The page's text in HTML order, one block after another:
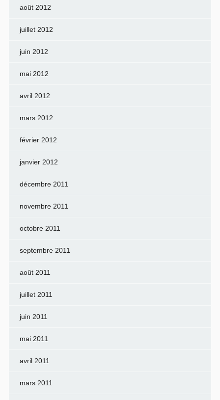
août 2012
juillet 2012
juin 2012
mai 2012
avril 2012
mars 2012
février 2012
janvier 2012
décembre 2011
novembre 2011
octobre 2011
septembre 2011
août 2011
juillet 2011
juin 2011
mai 2011
avril 2011
mars 2011